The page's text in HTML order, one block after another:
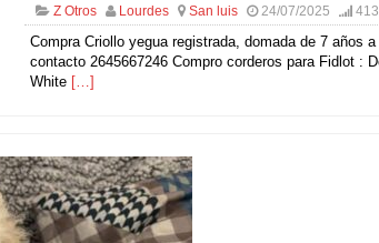
Z Otros Lourdes San luis 24/07/2025
Compra Criollo yegua registrada, domada de 7 años
contacto 2645667246 Compro corderos para Fidlot :
White […]